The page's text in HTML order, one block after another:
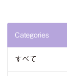
Categories
すべて